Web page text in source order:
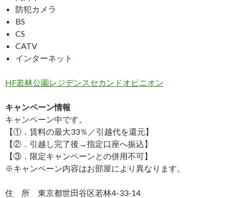
防犯カメラ
BS
CS
CATV
インターネット
HF若林公園レジデンスセカンドオピニオン
キャンペーン情報
キャンペーン中です。
【①．賃料の最大33％／引越代を還元】
【②．引越し完了後→指定口座へ振込】
【③．限定キャンペーンとの併用不可】
※キャンペーン内容はお部屋により異なります。
住 所 東京都世田谷区若林4-33-14